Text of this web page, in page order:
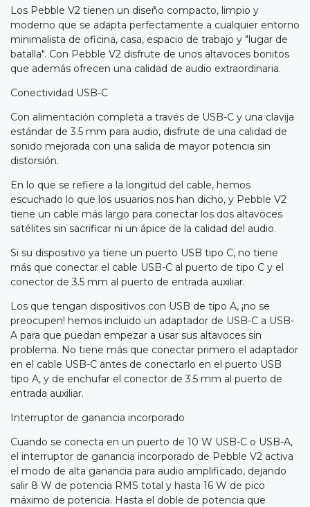
Los Pebble V2 tienen un diseño compacto, limpio y
moderno que se adapta perfectamente a cualquier entorno
minimalista de oficina, casa, espacio de trabajo y "lugar de
batalla". Con Pebble V2 disfrute de unos altavoces bonitos
que además ofrecen una calidad de audio extraordinaria.
Conectividad USB-C
Con alimentación completa a través de USB-C y una clavija
estándar de 3.5 mm para audio, disfrute de una calidad de
sonido mejorada con una salida de mayor potencia sin
distorsión.
En lo que se refiere a la longitud del cable, hemos
escuchado lo que los usuarios nos han dicho, y Pebble V2
tiene un cable más largo para conectar los dos altavoces
satélites sin sacrificar ni un ápice de la calidad del audio.
Si su dispositivo ya tiene un puerto USB tipo C, no tiene
más que conectar el cable USB-C al puerto de tipo C y el
conector de 3.5 mm al puerto de entrada auxiliar.
Los que tengan dispositivos con USB de tipo A, ¡no se
preocupen! hemos incluido un adaptador de USB-C a USB-
A para que puedan empezar a usar sus altavoces sin
problema. No tiene más que conectar primero el adaptador
en el cable USB-C antes de conectarlo en el puerto USB
tipo A, y de enchufar el conector de 3.5 mm al puerto de
entrada auxiliar.
Interruptor de ganancia incorporado
Cuando se conecta en un puerto de 10 W USB-C o USB-A,
el interruptor de ganancia incorporado de Pebble V2 activa
el modo de alta ganancia para audio amplificado, dejando
salir 8 W de potencia RMS total y hasta 16 W de pico
máximo de potencia. Hasta el doble de potencia que